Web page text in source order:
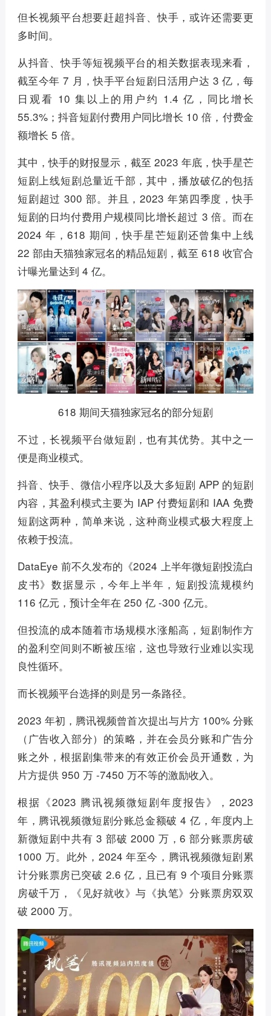
但长视频平台想要赶超抖音、快手，或许还需要更
多时间。
从抖音、快手等短视频平台的相关数据表现来看，
截至今年 7 月，快手平台短剧日活用户达 3 亿，每
日观看 10 集以上的用户约 1.4 亿，同比增长
55.3%；抖音短剧付费用户同比增长 10 倍，付费金
额增长 5 倍。
其中，快手的财报显示，截至 2023 年底，快手星芒
短剧上线短剧总量近千部，其中，播放破亿的包括
短剧超过 300 部。并且，2023 年第四季度，快手
短剧的日均付费用户规模同比增长超过 3 倍。而在
2024 年，618 期间，快手星芒短剧还曾集中上线
22 部由天猫独家冠名的精品短剧，截至 618 收官合
计曝光量达到 4 亿。
618 期间天猫独家冠名的部分短剧
不过，长视频平台做短剧，也有其优势。其中之一
便是商业模式。
抖音、快手、微信小程序以及大多短剧 APP 的短剧
内容，其盈利模式主要为 IAP 付费短剧和 IAA 免费
短剧这两种，简单来说，这种商业模式极大程度上
依赖于投流。
DataEye 前不久发布的《2024 上半年微短剧投流白
皮书》数据显示，今年上半年，短剧投流规模约
116 亿元，预计全年在 250 亿 -300 亿元。
但投流的成本随着市场规模水涨船高，短剧制作方
的盈利空间则不断被压缩，这也导致行业难以实现
良性循环。
而长视频平台选择的则是另一条路径。
2023 年初，腾讯视频曾首次提出与片方 100% 分账
（广告收入部分）的策略，并在会员分账和广告分
账之外，根据剧集带来的有效正价会员开通数，为
片方提供 950 万 -7450 万不等的激励收入。
根据《2023 腾讯视频微短剧年度报告》，2023
年，腾讯视频微短剧分账总金额破 4 亿，年度内上
新微短剧中共有 3 部破 2000 万，6 部分账票房破
1000 万。此外，2024 年至今，腾讯视频微短剧累
计分账票房已突破 2.6 亿，且已有 9 个项目分账票
房破千万，《见好就收》与《执笔》分账票房双双
破 2000 万。